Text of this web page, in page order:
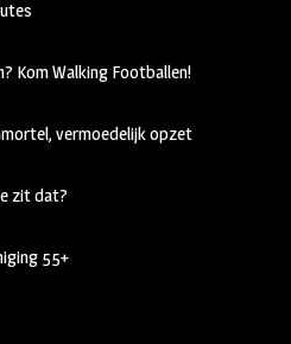
Kom Walking Footballen!
vermoedelijk opzet
zit dat?
55+